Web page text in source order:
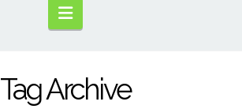
Navigation
Tag Archive